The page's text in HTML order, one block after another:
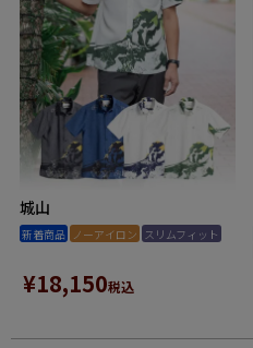
城山
新着商品 ノーアイロン スリムフィット
¥18,150税込